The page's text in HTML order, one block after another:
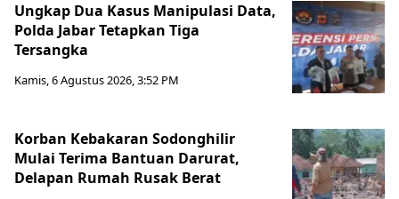
Ungkap Dua Kasus Manipulasi Data,
Polda Jabar Tetapkan Tiga
Tersangka
Kamis, 6 Agustus 2026, 3:52 PM
Korban Kebakaran Sodonghilir
Mulai Terima Bantuan Darurat,
Delapan Rumah Rusak Berat